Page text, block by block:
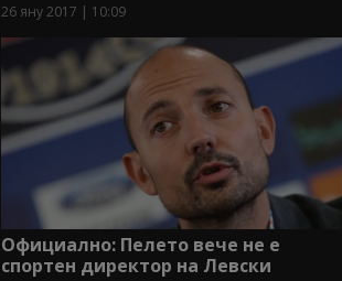
26 яну 2017 | 10:09
Официално: Пелето вече не е
спортен директор на Левски